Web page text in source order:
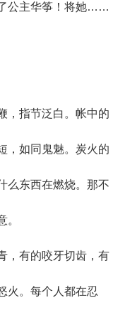
公主华筝！将她……
指节泛白。帐中的
，如同鬼魅。炭火的
么东西在燃烧。那不
。
有的咬牙切齿，有
火。每个人都在忍